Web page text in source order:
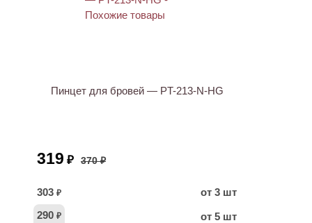
Пинцет для бровей — PT-213-N-HG
319 ₽ 370 ₽
303 ₽
от 3 шт
290 ₽ от 5 шт